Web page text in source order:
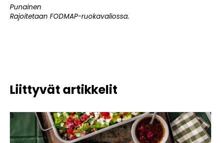
Punainen
Rajoitetaan FODMAP-ruokavaliossa.
Liittyvät artikkelit